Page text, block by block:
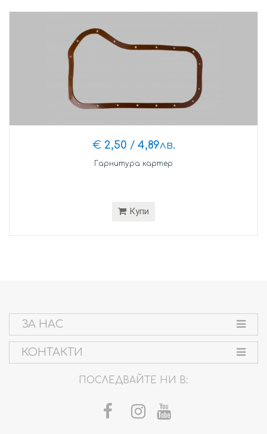
€ 2,50 / 4,89лв.
Гарнитура картер
Купи
ЗА НАС
КОНТАКТИ
ПОСЛЕДВАЙТЕ НИ В: